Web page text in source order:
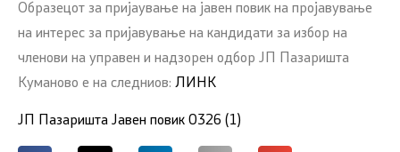
Образецот за пријаување на јавен повик на пројавување
на интерес за пријавување на кандидати за избор на
членови на управен и надзорен одбор ЈП Пазаришта
Куманово е на следниов: ЛИНК
ЈП Пазаришта Јавен повик 0326 (1)